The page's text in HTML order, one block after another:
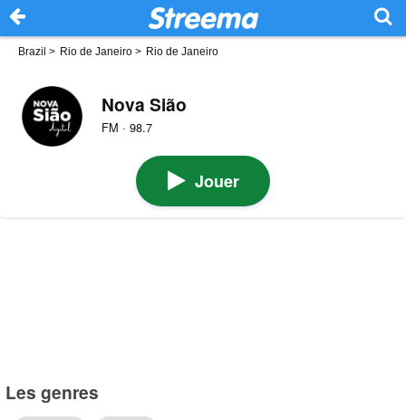
Brazil > Rio de Janeiro > Rio de Janeiro
Nova Sião
FM · 98.7
Jouer
Les genres